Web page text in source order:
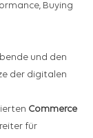
Buying
und den
der digitalen
Commerce
für